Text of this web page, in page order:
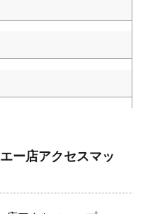
ー店アクセスマッ